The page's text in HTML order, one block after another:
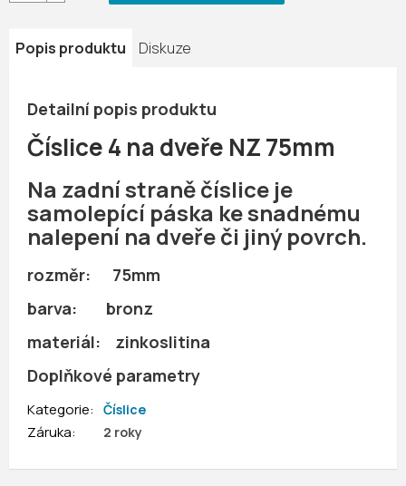
Popis produktu Diskuze
Detailní popis produktu
Číslice 4 na dveře NZ 75mm
Na zadní straně číslice je
samolepící páska ke snadnému
nalepení na dveře či jiný povrch.
rozměr: 75mm
barva: bronz
materiál: zinkoslitina
Doplňkové parametry
Kategorie: Číslice
Záruka: 2 roky